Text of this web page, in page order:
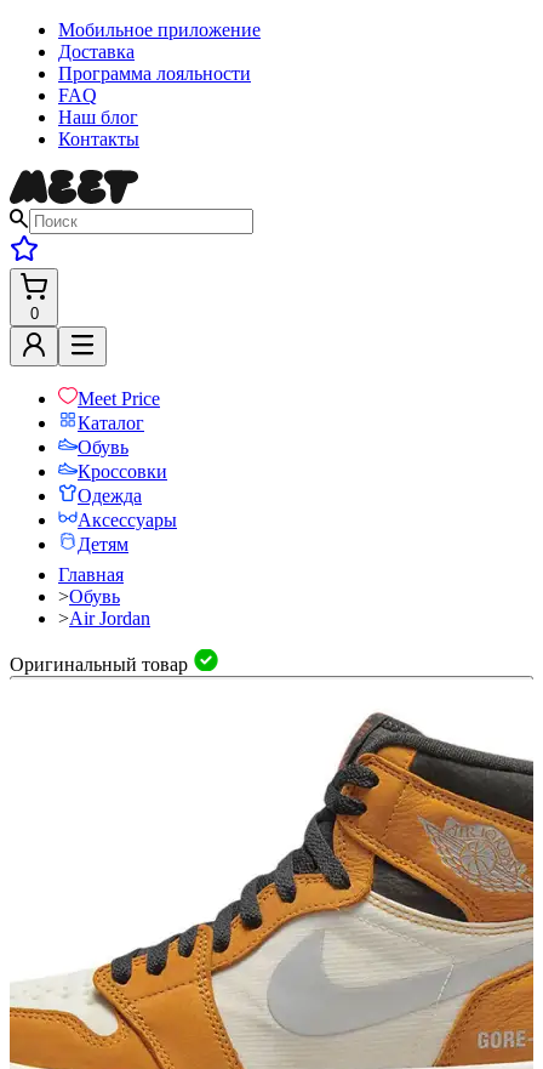
Мобильное приложение
Доставка
Программа лояльности
FAQ
Наш блог
Контакты
0
Meet Price
Каталог
Обувь
Кроссовки
Одежда
Аксессуары
Детям
Главная
>Обувь
>Air Jordan
Оригинальный товар